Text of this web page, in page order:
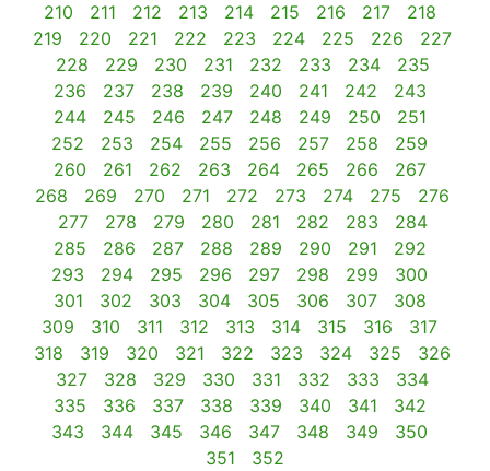
210
211 212 213 214 215 216 217
218
219
220 221 222 223 224 225 226
227
228
229 230 231 232 233 234
235
236
237 238 239 240 241 242
243
244
245 246 247 248 249 250
251
252
253 254 255 256 257 258
259
260
261 262 263 264 265 266
267
268
269 270 271 272 273 274 275
276
277
278 279 280 281 282 283
284
285
286 287 288 289 290 291
292
293
294 295 296 297 298 299
300
301
302 303 304 305 306 307
308
309
310 311 312 313 314 315 316
317
318
319 320 321 322 323 324 325
326
327
328 329 330 331 332 333
334
335
336 337 338 339 340 341
342
343
344 345 346 347 348 349
350
351
352